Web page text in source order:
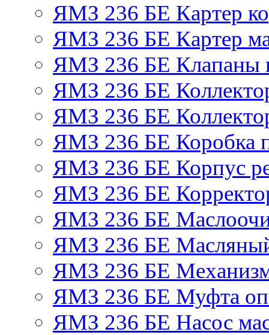
ЯМЗ 236 БЕ Картер
ЯМЗ 236 БЕ Картер
ЯМЗ 236 БЕ Клапаны
ЯМЗ 236 БЕ
ЯМЗ 236 БЕ
ЯМЗ 236 БЕ Коробка
ЯМЗ 236 БЕ Корпус
ЯМЗ 236 БЕ
ЯМЗ 236 БЕ
ЯМЗ 236 БЕ Масляный
ЯМЗ 236 БЕ Механизм
ЯМЗ 236 БЕ Муфта
ЯМЗ 236 БЕ Насос